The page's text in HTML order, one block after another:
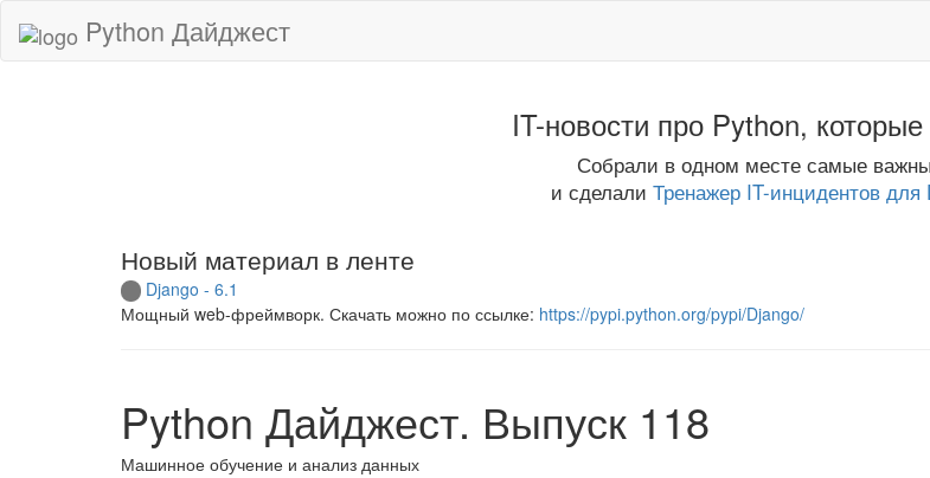
Python Дайджест
IT-новости про Python, которые
Собрали в одном месте самые
и сделали Тренажер IT-инцидентов для
Новый материал в ленте
Django - 6.1
Мощный web-фреймворк. Скачать можно по ссылке: https://pypi.python.org/pypi/Django/
Python Дайджест. Выпуск 118
Машинное обучение и анализ данных